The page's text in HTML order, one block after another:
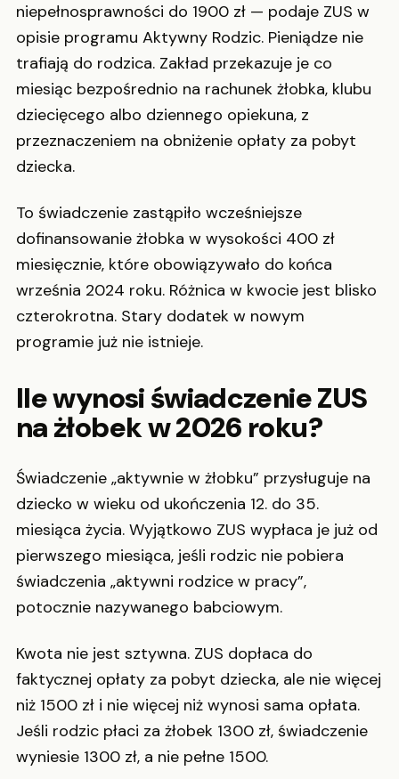
niepełnosprawności do 1900 zł — podaje ZUS w
opisie programu Aktywny Rodzic. Pieniądze nie
trafiają do rodzica. Zakład przekazuje je co
miesiąc bezpośrednio na rachunek żłobka, klubu
dziecięcego albo dziennego opiekuna, z
przeznaczeniem na obniżenie opłaty za pobyt
dziecka.
To świadczenie zastąpiło wcześniejsze
dofinansowanie żłobka w wysokości 400 zł
miesięcznie, które obowiązywało do końca
września 2024 roku. Różnica w kwocie jest blisko
czterokrotna. Stary dodatek w nowym
programie już nie istnieje.
Ile wynosi świadczenie ZUS
na żłobek w 2026 roku?
Świadczenie „aktywnie w żłobku” przysługuje na
dziecko w wieku od ukończenia 12. do 35.
miesiąca życia. Wyjątkowo ZUS wypłaca je już od
pierwszego miesiąca, jeśli rodzic nie pobiera
świadczenia „aktywni rodzice w pracy”,
potocznie nazywanego babciowym.
Kwota nie jest sztywna. ZUS dopłaca do
faktycznej opłaty za pobyt dziecka, ale nie więcej
niż 1500 zł i nie więcej niż wynosi sama opłata.
Jeśli rodzic płaci za żłobek 1300 zł, świadczenie
wyniesie 1300 zł, a nie pełne 1500.